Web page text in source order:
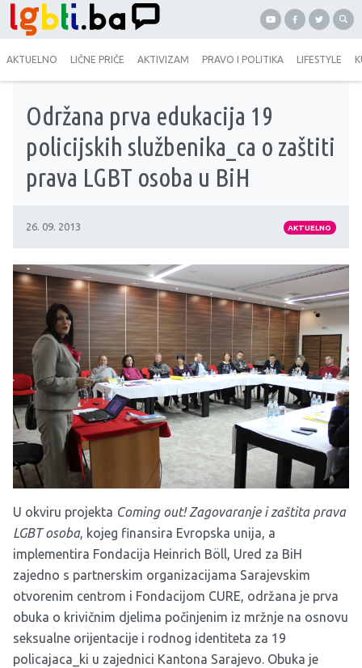
AKTUELNO LIČNE PRIČE AKTIVIZAM PRAVO I POLITIKA LIFESTYLE
Održana prva edukacija 19
policijskih službenika_ca o zaštiti
prava LGBT osoba u BiH
26. 09. 2013 AKTUELNO
U okviru projekta Coming out! Zagovaranje i zaštita prava
LGBT osoba, kojeg finansira Evropska unija, a
implementira Fondacija Heinrich Böll, Ured za BiH
zajedno s partnerskim organizacijama Sarajevskim
otvorenim centrom i Fondacijom CURE, održana je prva
obuka o krivičnim djelima počinjenim iz mržnje na osnovu
seksualne orijentacije i rodnog identiteta za 19
policajaca_ki u zajednici Kantona Sarajevo. Obuka je